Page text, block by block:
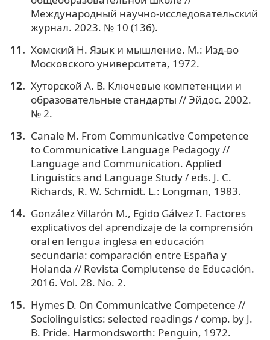
Международный научно-исследовательский
журнал. 2023. № 10 (136).
Хомский Н. Язык и мышление. М.: Изд-во
Московского университета, 1972.
Хуторской А. В. Ключевые компетенции и
образовательные стандарты // Эйдос. 2002.
№ 2.
Canale M. From Communicative Competence
to Communicative Language Pedagogy //
Language and Communication. Applied
Linguistics and Language Study / eds. J. C.
Richards, R. W. Schmidt. L.: Longman, 1983.
González Villarón M., Egido Gálvez I. Factores
explicativos del aprendizaje de la comprensión
oral en lengua inglesa en educación
secundaria: comparación entre España y
Holanda // Revista Complutense de Educación.
2016. Vol. 28. No. 2.
Hymes D. On Communicative Competence //
Sociolinguistics: selected readings / comp. by J.
B. Pride. Harmondsworth: Penguin, 1972.